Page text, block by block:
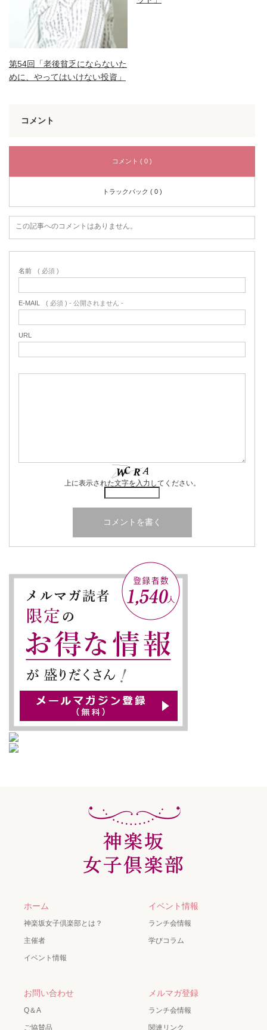
第54回「老後貧乏にならないた
めに、やってはいけない投資」
コメント
コメント ( 0 )
トラックバック ( 0 )
この記事へのコメントはありません。
名前 ( 必須 )
E-MAIL ( 必須 ) - 公開されません -
URL
上に表示された文字を入力してください。
ホーム
神楽坂女子倶楽部とは？
主催者
イベント情報
イベント情報
ランチ会情報
学びコラム
お問い合わせ
Q＆A
ご協賛品
メルマガ登録
ランチ会情報
関連リンク